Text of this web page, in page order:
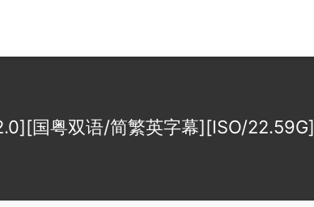
国粤双语/简繁英字幕][ISO/22.59G]